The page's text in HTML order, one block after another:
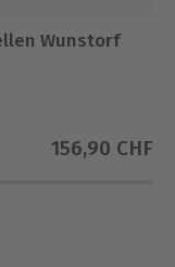
Wunstorf
156,90 CHF